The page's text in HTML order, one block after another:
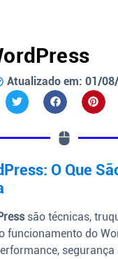
Atualizado em: 01/
O Que
são técnicas,
funcionamento do
segurança